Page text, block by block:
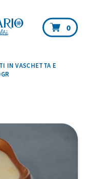
0
IN VASCHETTA E